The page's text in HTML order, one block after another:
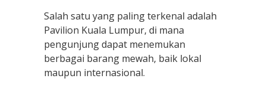
Salah satu yang paling terkenal adalah
Pavilion Kuala Lumpur, di mana
pengunjung dapat menemukan
berbagai barang mewah, baik lokal
maupun internasional.